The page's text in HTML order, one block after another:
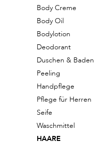
Body Creme
Body Oil
Bodylotion
Deodorant
Duschen & Baden
Peeling
Handpflege
Pflege für Herren
Seife
Waschmittel
HAARE